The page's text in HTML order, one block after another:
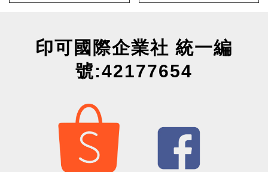
印可國際企業社 統一編
號:42177654